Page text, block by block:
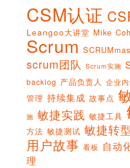
CSM认证
Leangoo大讲堂 Mike
Scrum
scrum团队 Scrum实施
backlog 产品负责人 企业
管理 持续集成 故事点
施 敏捷实践 敏捷工具
方法 敏捷测试 敏捷转型
用户故事 看板 自动
理